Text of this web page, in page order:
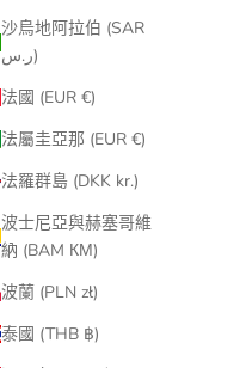
沙烏地阿拉伯 (SAR
ر.س)
法國 (EUR €)
法屬圭亞那 (EUR €)
法羅群島 (DKK kr.)
波士尼亞與赫塞哥維
納 (BAM КМ)
波蘭 (PLN zł)
泰國 (THB ฿)